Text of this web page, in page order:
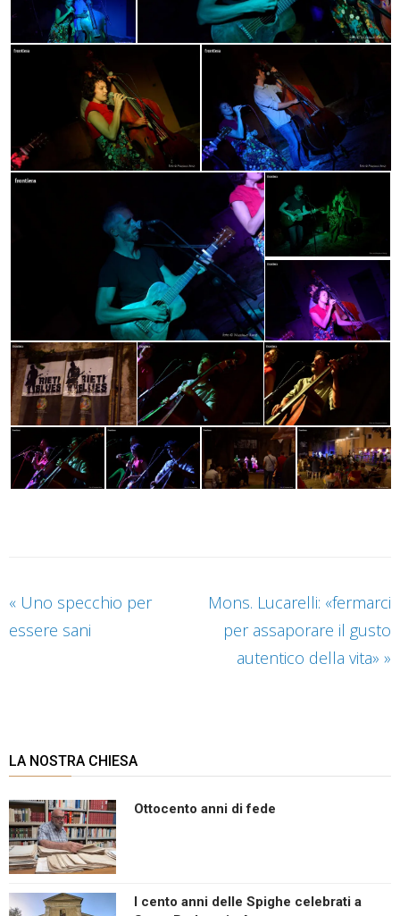
« Uno specchio per
essere sani
Mons. Lucarelli: «fermarci
per assaporare il gusto
autentico della vita» »
LA NOSTRA CHIESA
Ottocento anni di fede
I cento anni delle Spighe celebrati a